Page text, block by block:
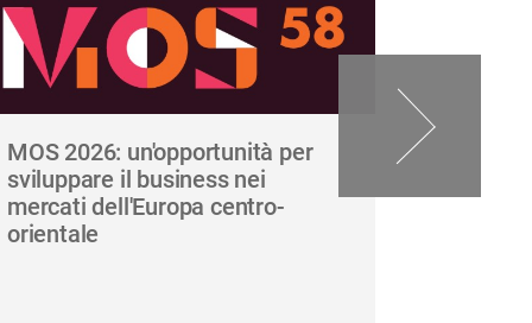
MOS 2026: un'opportunità per
sviluppare il business nei
mercati dell'Europa centro-
orientale
delle